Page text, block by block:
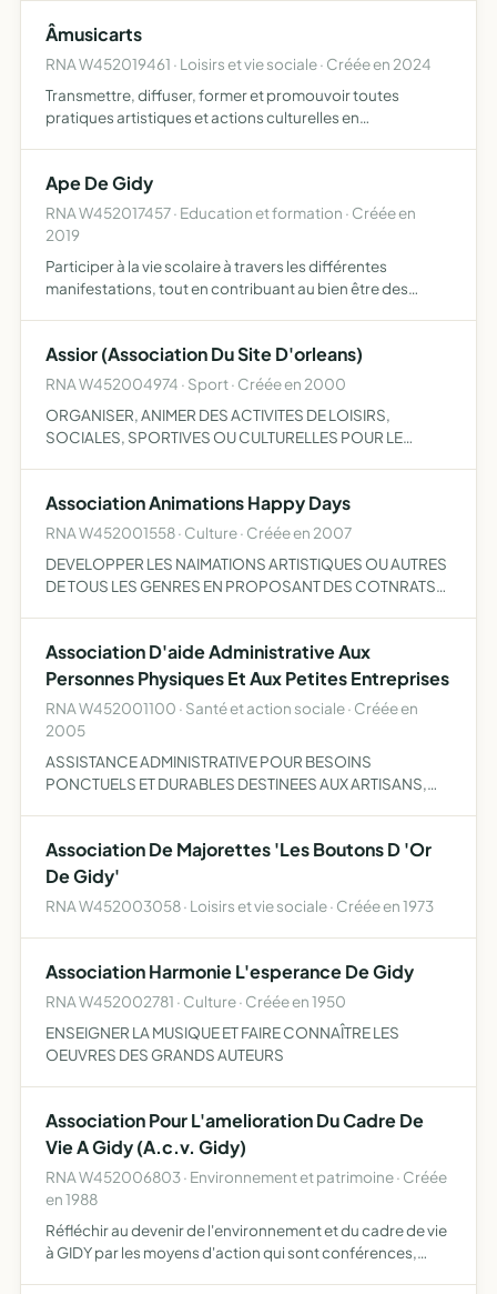
Âmusicarts
RNA W452019461 · Loisirs et vie sociale · Créée en 2024
Transmettre, diffuser, former et promouvoir toutes
pratiques artistiques et actions culturelles en
Ape De Gidy
RNA W452017457 · Education et formation · Créée en
2019
Participer à la vie scolaire à travers les différentes
manifestations, tout en contribuant au bien être des
Assior (Association Du Site D'orleans)
RNA W452004974 · Sport · Créée en 2000
ORGANISER, ANIMER DES ACTIVITES DE LOISIRS,
SOCIALES, SPORTIVES OU CULTURELLES POUR LE
Association Animations Happy Days
RNA W452001558 · Culture · Créée en 2007
DEVELOPPER LES NAIMATIONS ARTISTIQUES OU AUTRES
DE TOUS LES GENRES EN PROPOSANT DES COTNRATS
ORGANISMES CULTURELS ET ARTISTIQUES DES
ENTREPRISES…
Association D'aide Administrative Aux
Personnes Physiques Et Aux Petites Entreprises
RNA W452001100 · Santé et action sociale · Créée en
2005
ASSISTANCE ADMINISTRATIVE POUR BESOINS
PONCTUELS ET DURABLES DESTINEES AUX ARTISANS,
DIFFICULTES MAJEURES POUR LIRE ET ECRIRE. AIDE P…
Association De Majorettes 'Les Boutons D 'Or
De Gidy'
RNA W452003058 · Loisirs et vie sociale · Créée en 1973
Association Harmonie L'esperance De Gidy
RNA W452002781 · Culture · Créée en 1950
ENSEIGNER LA MUSIQUE ET FAIRE CONNAÎTRE LES
OEUVRES DES GRANDS AUTEURS
Association Pour L'amelioration Du Cadre De
Vie A Gidy (A.c.v. Gidy)
RNA W452006803 · Environnement et patrimoine · Créée
en 1988
Réfléchir au devenir de l'environnement et du cadre de vie
à GIDY par les moyens d'action qui sont conférences,